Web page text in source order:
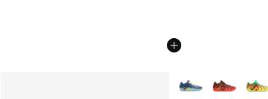
Plus de couleurs